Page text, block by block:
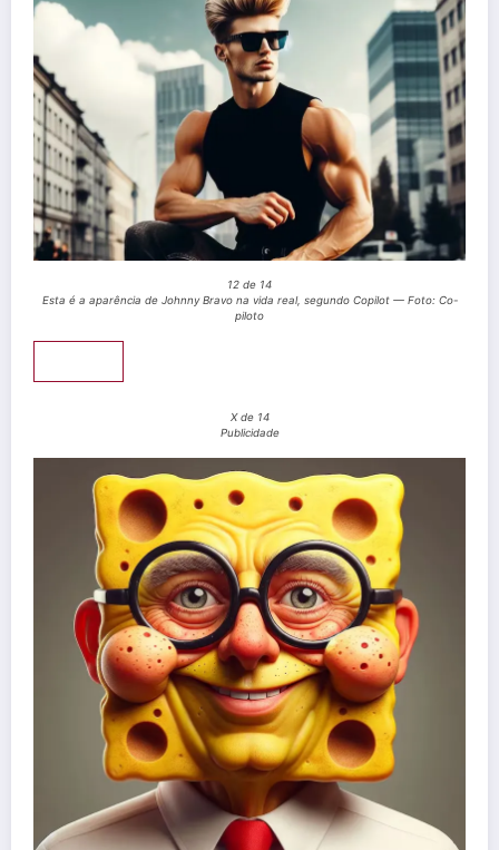
12 de 14
Esta é a aparência de Johnny Bravo na vida real, segundo Copilot — Foto: Co-
piloto
X de 14
Publicidade